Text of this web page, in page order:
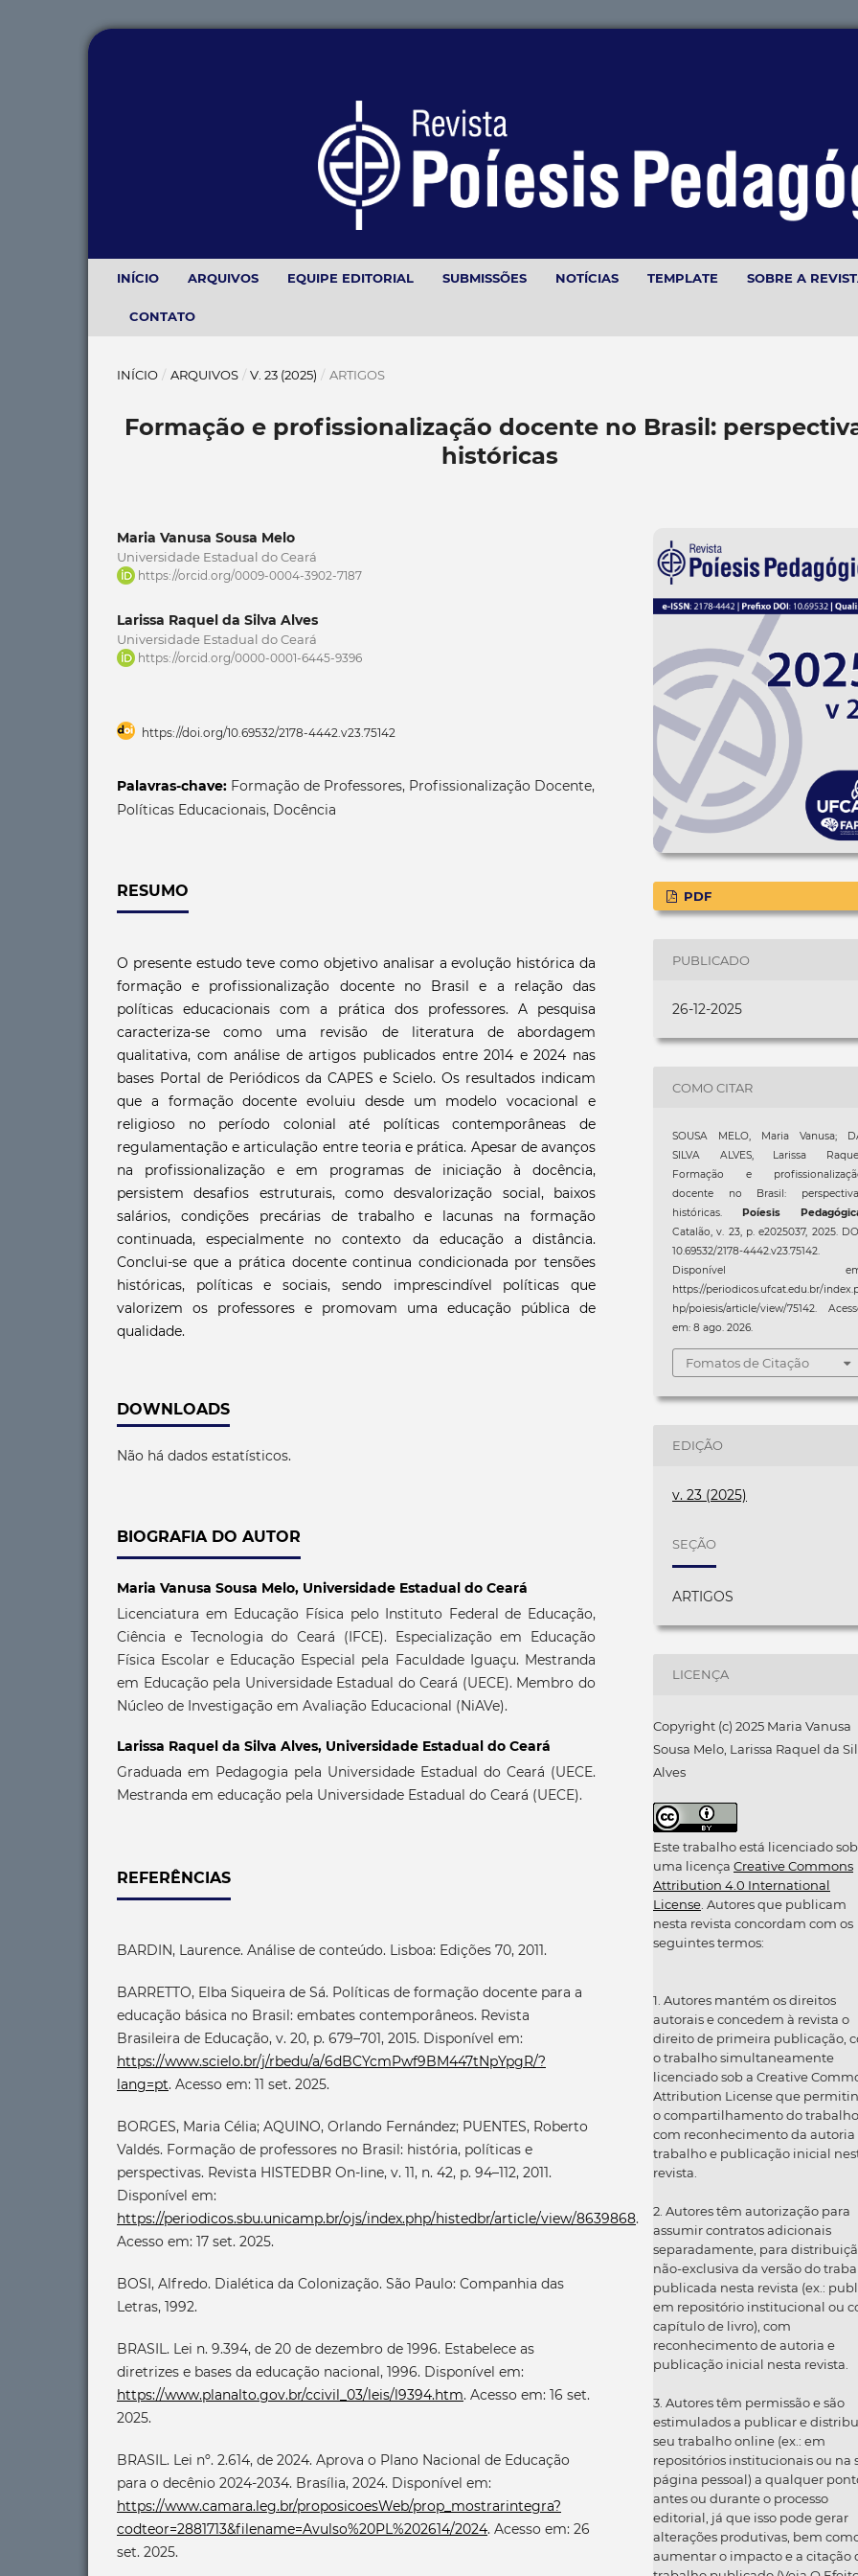
INÍCIO ARQUIVOS EQUIPE EDITORIAL SUBMISSÕES NOTÍCIAS TEMPLATE SOBRE A
CONTATO
INÍCIO / ARQUIVOS / V. 23 (2025) / ARTIGOS
Formação e profissionalização docente no Brasil:
históricas
Maria Vanusa Sousa Melo
Universidade Estadual do Ceará
https://orcid.org/0009-0004-3902-7187
Larissa Raquel da Silva Alves
Universidade Estadual do Ceará
https://orcid.org/0000-0001-6445-9396
https://doi.org/10.69532/2178-4442.v23.75142
Palavras-chave: Formação de Professores, Profissionalização Docente,
Políticas Educacionais, Docência
RESUMO
O presente estudo teve como objetivo analisar a evolução histórica da
formação e profissionalização docente no Brasil e a relação das
políticas educacionais com a prática dos professores. A pesquisa
caracteriza-se como uma revisão de literatura de abordagem
qualitativa, com análise de artigos publicados entre 2014 e 2024 nas
bases Portal de Periódicos da CAPES e Scielo. Os resultados indicam
que a formação docente evoluiu desde um modelo vocacional e
religioso no período colonial até políticas contemporâneas de
regulamentação e articulação entre teoria e prática. Apesar de avanços
na profissionalização e em programas de iniciação à docência,
persistem desafios estruturais, como desvalorização social, baixos
salários, condições precárias de trabalho e lacunas na formação
continuada, especialmente no contexto da educação a distância.
Conclui-se que a prática docente continua condicionada por tensões
históricas, políticas e sociais, sendo imprescindível políticas que
valorizem os professores e promovam uma educação pública de
qualidade.
DOWNLOADS
Não há dados estatísticos.
BIOGRAFIA DO AUTOR
Maria Vanusa Sousa Melo, Universidade Estadual do Ceará
Licenciatura em Educação Física pelo Instituto Federal de Educação,
Ciência e Tecnologia do Ceará (IFCE). Especialização em Educação
Física Escolar e Educação Especial pela Faculdade Iguaçu. Mestranda
em Educação pela Universidade Estadual do Ceará (UECE). Membro do
Núcleo de Investigação em Avaliação Educacional (NiAVe).
Larissa Raquel da Silva Alves, Universidade Estadual do Ceará
Graduada em Pedagogia pela Universidade Estadual do Ceará (UECE.
Mestranda em educação pela Universidade Estadual do Ceará (UECE).
REFERÊNCIAS
BARDIN, Laurence. Análise de conteúdo. Lisboa: Edições 70, 2011.
BARRETTO, Elba Siqueira de Sá. Políticas de formação docente para a
educação básica no Brasil: embates contemporâneos. Revista
Brasileira de Educação, v. 20, p. 679–701, 2015. Disponível em:
https://www.scielo.br/j/rbedu/a/6dBCYcmPwf9BM447tNpYpgR/?
lang=pt. Acesso em: 11 set. 2025.
BORGES, Maria Célia; AQUINO, Orlando Fernández; PUENTES, Roberto
Valdés. Formação de professores no Brasil: história, políticas e
perspectivas. Revista HISTEDBR On-line, v. 11, n. 42, p. 94–112, 2011.
Disponível em:
https://periodicos.sbu.unicamp.br/ojs/index.php/histedbr/article/view/8639868.
Acesso em: 17 set. 2025.
BOSI, Alfredo. Dialética da Colonização. São Paulo: Companhia das
Letras, 1992.
BRASIL. Lei n. 9.394, de 20 de dezembro de 1996. Estabelece as
diretrizes e bases da educação nacional, 1996. Disponível em:
https://www.planalto.gov.br/ccivil_03/leis/l9394.htm. Acesso em: 16 set.
2025.
BRASIL. Lei nº. 2.614, de 2024. Aprova o Plano Nacional de Educação
para o decênio 2024-2034. Brasília, 2024. Disponível em:
https://www.camara.leg.br/proposicoesWeb/prop_mostrarintegra?
codteor=2881713&filename=Avulso%20PL%202614/2024. Acesso em: 26
set. 2025.
PDF
PUBLICADO
26-12-2025
COMO CITAR
SOUSA MELO, Maria Vanusa;
SILVA ALVES, Larissa
Formação e
docente no Brasil:
históricas.
Poíesis
Catalão, v. 23, p. e2025037, 2025.
10.69532/2178-4442.v23.75142.
Disponível
https://periodicos.ufcat.edu.br/
hp/poiesis/article/view/75142.
em: 8 ago. 2026.
Fomatos de Citação
EDIÇÃO
v. 23 (2025)
SEÇÃO
ARTIGOS
LICENÇA
Copyright (c) 2025 Maria Vanusa
Sousa Melo, Larissa Raquel da
Alves
Este trabalho está licenciado sob
uma licença Creative Commons
Attribution 4.0 International
License . Autores que publicam
nesta revista concordam com os
seguintes termos:
1. Autores mantém os direitos
autorais e concedem à revista o
direito de primeira publicação,
o trabalho simultaneamente
licenciado sob a Creative
Attribution License que
o compartilhamento do trabalho
com reconhecimento da autoria
trabalho e publicação inicial
revista.
2. Autores têm autorização para
assumir contratos adicionais
separadamente, para
não-exclusiva da versão do
publicada nesta revista (ex.:
em repositório institucional ou
capítulo de livro), com
reconhecimento de autoria e
publicação inicial nesta revista.
3. Autores têm permissão e são
estimulados a publicar e
seu trabalho online (ex.: em
repositórios institucionais ou na
página pessoal) a qualquer
antes ou durante o processo
editorial, já que isso pode gerar
alterações produtivas, bem
aumentar o impacto e a citação